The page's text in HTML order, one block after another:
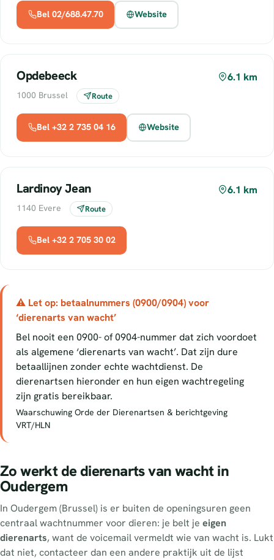
Bel 02/688.47.70 Website
Opdebeeck 6.1 km
1000 Brussel Route
Bel +32 2 735 04 16 Website
Lardinoy Jean 6.1 km
1140 Evere Route
Bel +32 2 705 30 02
⚠ Let op: betaalnummers (0900/0904) voor
‘dierenarts van wacht’
Bel nooit een 0900- of 0904-nummer dat zich voordoet
als algemene ‘dierenarts van wacht’. Dat zijn dure
betaallijnen zonder echte wachtdienst. De
dierenartsen hieronder en hun eigen wachtregeling
zijn gratis bereikbaar.
Waarschuwing Orde der Dierenartsen & berichtgeving
VRT/HLN
Zo werkt de dierenarts van wacht in
Oudergem
In Oudergem (Brussel) is er buiten de openingsuren geen
centraal wachtnummer voor dieren: je belt je eigen
dierenarts, want de voicemail vermeldt wie van wacht is. Lukt
dat niet, contacteer dan een andere praktijk uit de lijst